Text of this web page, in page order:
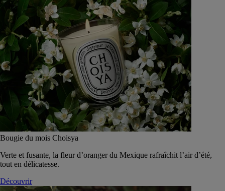
Bougie du mois Choisya
Verte et fusante, la fleur d’oranger du Mexique rafraîchit l’air d’été,
tout en délicatesse.
Découvrir